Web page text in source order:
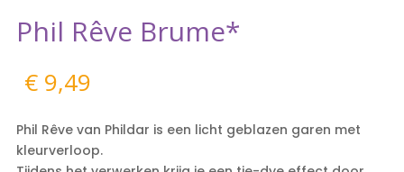
Phil Rêve Brume*
€9,49
Phil Rêve van Phildar is een licht geblazen garen met
kleurverloop.